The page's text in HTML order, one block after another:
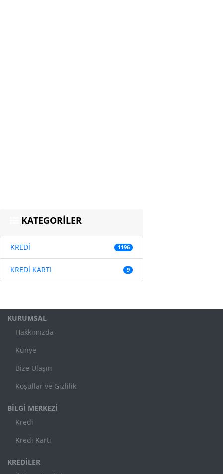
KATEGORİLER
KREDİ 1196
KREDİ KARTI 9
KURUMSAL
Hakkımızda
Künye
Bize Ulaşın
Koşullar ve Gizlilik
BİLGİ MERKEZİ
Kredi
Kredi Kartı
KREDİLER